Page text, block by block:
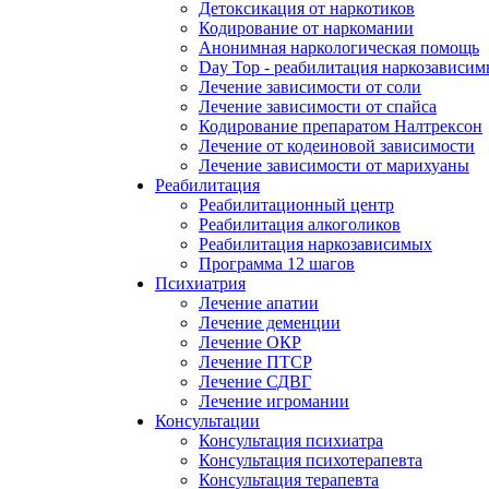
Детоксикация от наркотиков
Кодирование от наркомании
Анонимная наркологическая помощь
Day Top - реабилитация
Лечение зависимости от соли
Лечение зависимости от спайса
Кодирование препаратом Налтрексон
Лечение от кодеиновой зависимости
Лечение зависимости от марихуаны
Реабилитация
Реабилитационный центр
Реабилитация алкоголиков
Реабилитация наркозависимых
Программа 12 шагов
Психиатрия
Лечение апатии
Лечение деменции
Лечение ОКР
Лечение ПТСР
Лечение СДВГ
Лечение игромании
Консультации
Консультация психиатра
Консультация психотерапевта
Консультация терапевта